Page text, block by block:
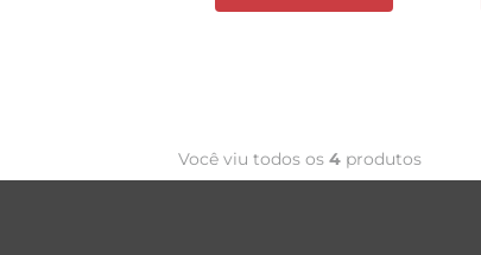
Você viu todos os4 produtos